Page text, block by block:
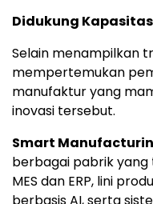
Didukung
Selain menampilkan
mempertemukan
manufaktur yang
inovasi tersebut.
Smart
berbagai pabrik
MES dan ERP, lini